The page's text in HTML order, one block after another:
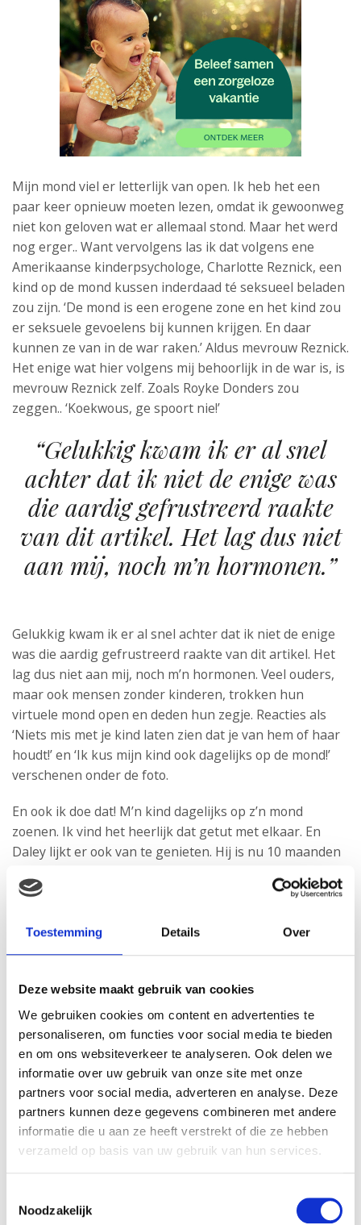
Toestemming Details Over
Deze website maakt gebruik van cookies
We gebruiken cookies om content en advertenties te
personaliseren, om functies voor social media te bieden
en om ons websiteverkeer te analyseren. Ook delen we
informatie over uw gebruik van onze site met onze
partners voor social media, adverteren en analyse. Deze
partners kunnen deze gegevens combineren met andere
informatie die u aan ze heeft verstrekt of die ze hebben
verzameld op basis van uw gebruik van hun services.
Noodzakelijk
Mijn mond viel er letterlijk van open. Ik heb het een
paar keer opnieuw moeten lezen, omdat ik gewoonweg
niet kon geloven wat er allemaal stond. Maar het werd
nog erger.. Want vervolgens las ik dat volgens ene
Amerikaanse kinderpsychologe, Charlotte Reznick, een
kind op de mond kussen inderdaad té seksueel beladen
zou zijn. ‘De mond is een erogene zone en het kind zou
er seksuele gevoelens bij kunnen krijgen. En daar
kunnen ze van in de war raken.’ Aldus mevrouw Reznick.
Het enige wat hier volgens mij behoorlijk in de war is, is
mevrouw Reznick zelf. Zoals Royke Donders zou
zeggen.. ‘Koekwous, ge spoort nie!’
“Gelukkig kwam ik er al snel
achter dat ik niet de enige was
die aardig gefrustreerd raakte
van dit artikel. Het lag dus niet
aan mij, noch m’n hormonen.”
Gelukkig kwam ik er al snel achter dat ik niet de enige
was die aardig gefrustreerd raakte van dit artikel. Het
lag dus niet aan mij, noch m’n hormonen. Veel ouders,
maar ook mensen zonder kinderen, trokken hun
virtuele mond open en deden hun zegje. Reacties als
‘Niets mis met je kind laten zien dat je van hem of haar
houdt!’ en ‘Ik kus mijn kind ook dagelijks op de mond!’
verschenen onder de foto.
En ook ik doe dat! M’n kind dagelijks op z’n mond
zoenen. Ik vind het heerlijk dat getut met elkaar. En
Daley lijkt er ook van te genieten. Hij is nu 10 maanden
“aangevallen en opgevreten”. En als mama dan
hij vanzelf wel aan wanneer het leuk geweest is.